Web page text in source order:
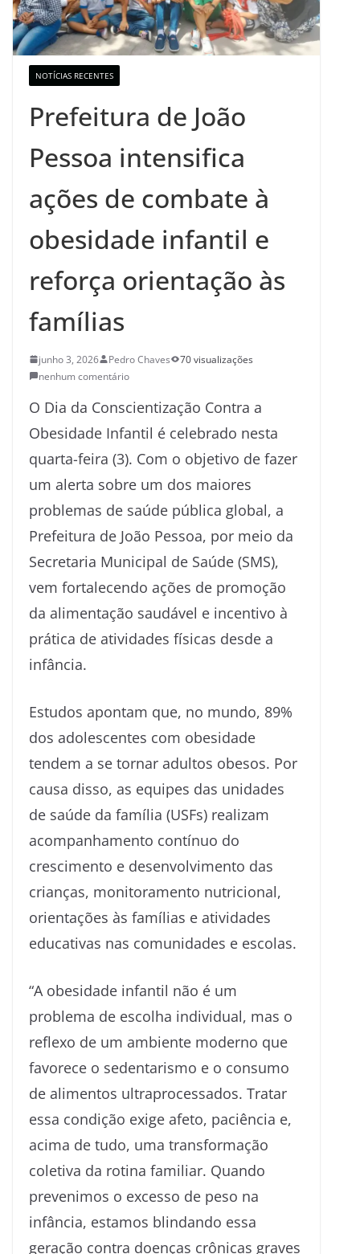
NOTÍCIAS RECENTES
Prefeitura de João
Pessoa intensifica
ações de combate à
obesidade infantil e
reforça orientação às
famílias
junho 3, 2026 Pedro Chaves
70 visualizações
nenhum comentário
O Dia da Conscientização Contra a
Obesidade Infantil é celebrado nesta
quarta-feira (3). Com o objetivo de fazer
um alerta sobre um dos maiores
problemas de saúde pública global, a
Prefeitura de João Pessoa, por meio da
Secretaria Municipal de Saúde (SMS),
vem fortalecendo ações de promoção
da alimentação saudável e incentivo à
prática de atividades físicas desde a
infância.
Estudos apontam que, no mundo, 89%
dos adolescentes com obesidade
tendem a se tornar adultos obesos. Por
causa disso, as equipes das unidades
de saúde da família (USFs) realizam
acompanhamento contínuo do
crescimento e desenvolvimento das
crianças, monitoramento nutricional,
orientações às famílias e atividades
educativas nas comunidades e escolas.
“A obesidade infantil não é um
problema de escolha individual, mas o
reflexo de um ambiente moderno que
favorece o sedentarismo e o consumo
de alimentos ultraprocessados. Tratar
essa condição exige afeto, paciência e,
acima de tudo, uma transformação
coletiva da rotina familiar. Quando
prevenimos o excesso de peso na
infância, estamos blindando essa
geração contra doenças crônicas graves